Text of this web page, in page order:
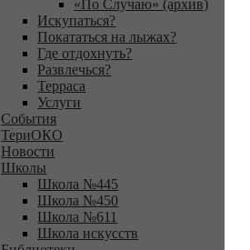
«По Случаю» (архив)
Искупаться?
Покататься на лыжах?
Где отдохнуть?
Развлечься?
Терраса
Услуги
События
ТериОКО
Новости
Школы
Школа №445
Школа №450
Школа №611
Школа искусств